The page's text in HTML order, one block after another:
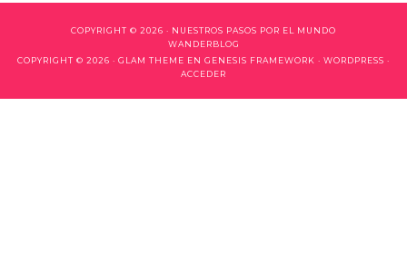
COPYRIGHT © 2026 · NUESTROS PASOS POR EL MUNDO
WANDERBLOG
COPYRIGHT © 2026 · GLAM THEME EN GENESIS FRAMEWORK · WORDPRESS ·
ACCEDER